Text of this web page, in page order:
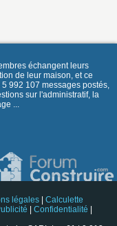
échangent leurs
de leur maison, et ce
992 107 messages postés,
sur l'administratif, la
...
légales
Calculette
Confidentialité